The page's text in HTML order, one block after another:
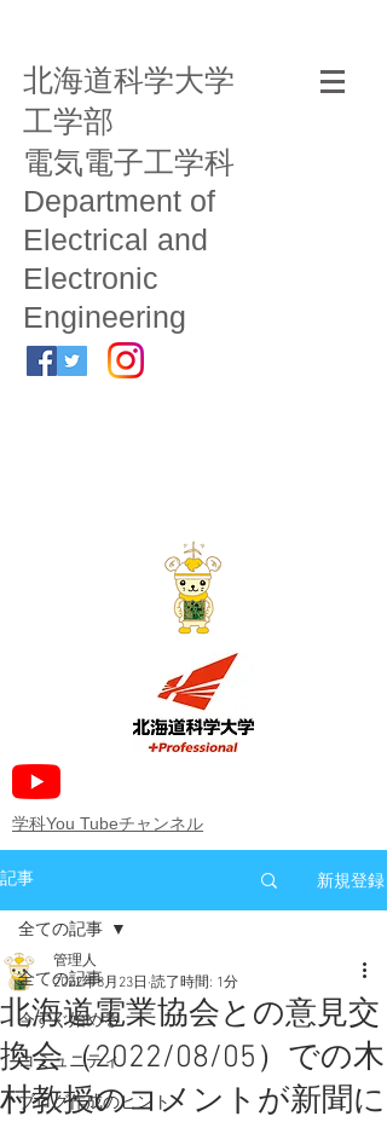
北海道科学大学
工学部
電気電子工学科
Department of
Electrical and
Electronic
Engineering
​学科You Tubeチャンネル
記事 新規登録
全ての記事
今すぐ始める
コミュニティ
ブログ作成のヒント
全ての記事
北海道電業協会との意見交
換会（2022/08/05）での木
村教授のコメントが新聞に
管理人
2022年8月23日 読了時間: 1分